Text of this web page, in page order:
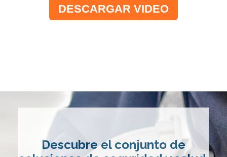
DESCARGAR VIDEO
Descubre el conjunto de